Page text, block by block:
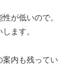
が低いので。
ます。
内も残ってい